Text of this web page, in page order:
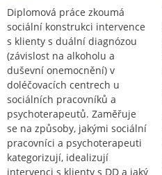
Diplomová práce zkoumá
sociální konstrukci intervence
s klienty s duální diagnózou
(závislost na alkoholu a
duševní onemocnění) v
doléčovacích centrech u
sociálních pracovníků a
psychoterapeutů. Zaměřuje
se na způsoby, jakými sociální
pracovníci a psychoterapeuti
kategorizují, idealizují
intervenci s klienty s DD a jaký